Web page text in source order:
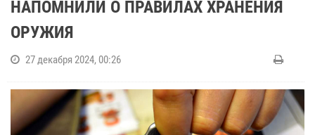
НАПОМНИЛИ О ПРАВИЛАХ ХРАНЕНИЯ
ОРУЖИЯ
27 декабря 2024, 00:26